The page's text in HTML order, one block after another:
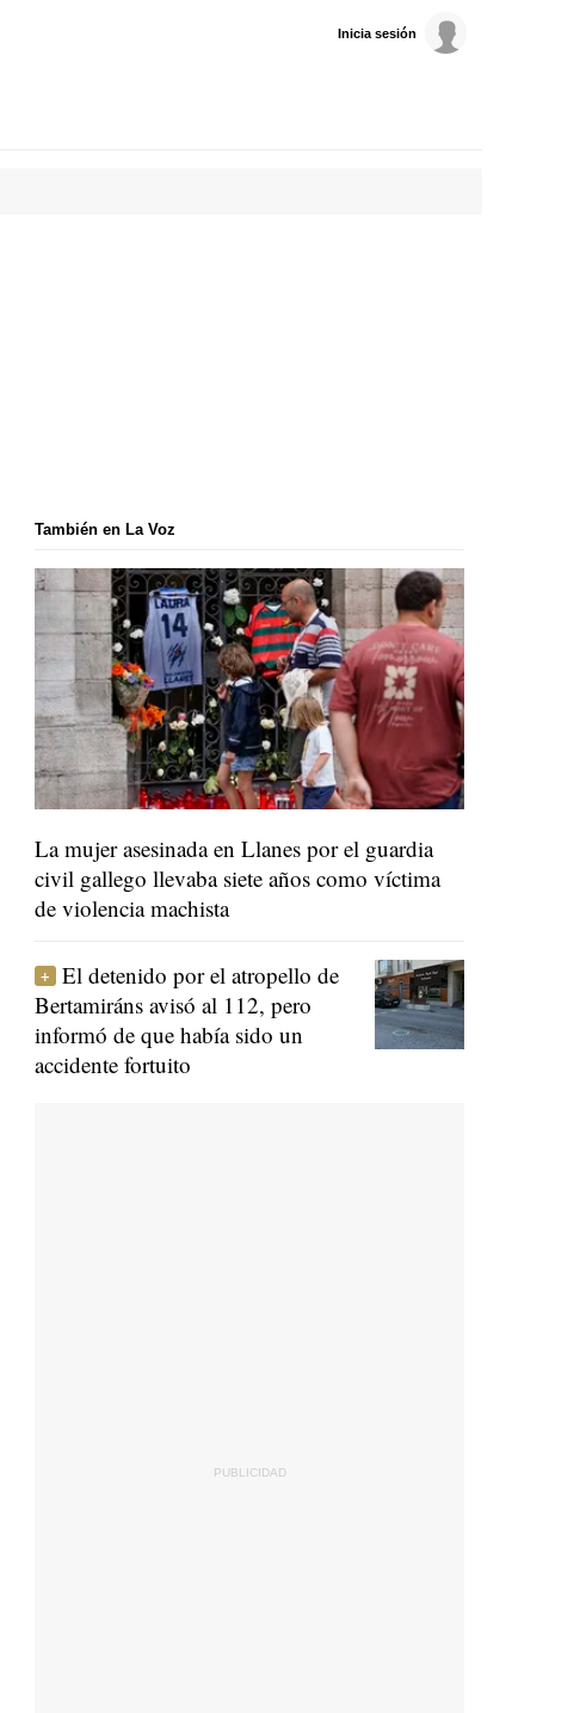
Inicia sesión
También en La Voz
La mujer asesinada en Llanes por el guardia
civil gallego llevaba siete años como víctima
de violencia machista
El detenido por el atropello de
Bertamiráns avisó al 112, pero
informó de que había sido un
accidente fortuito